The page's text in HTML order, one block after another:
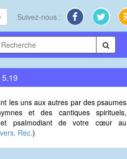
Suivez-nous :
les uns aux autres par des psaumes
et des cantiques spirituels,
et psalmodiant de votre cœur au
vers. Rec.)